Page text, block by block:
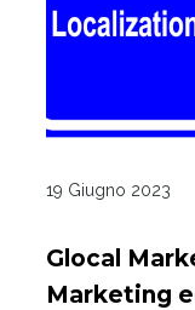
19 Giugno 2023
Glocal
Marketing